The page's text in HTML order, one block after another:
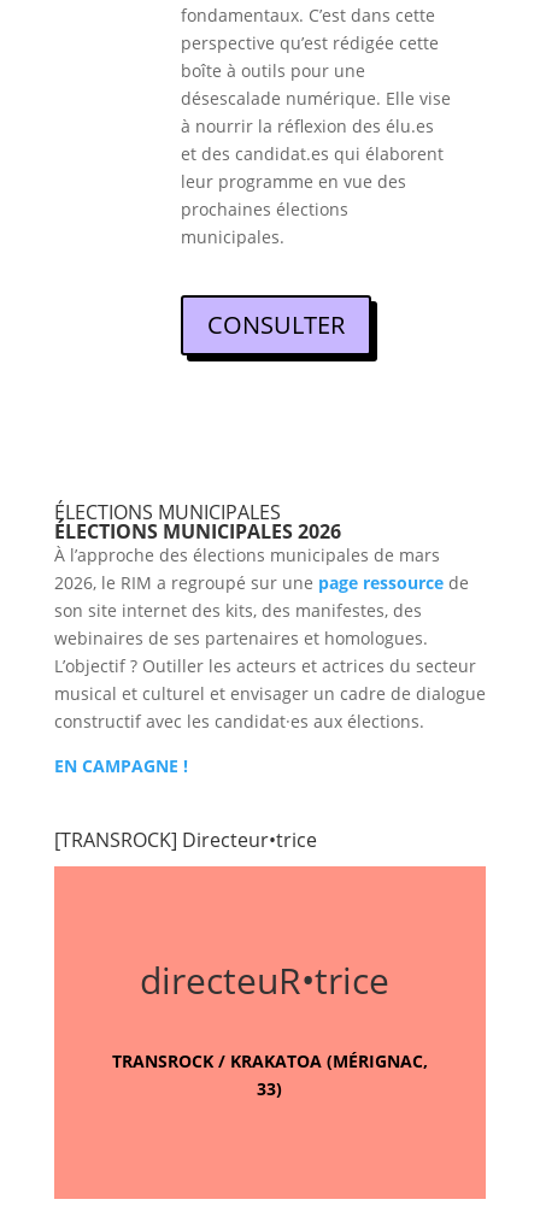
fondamentaux. C’est dans cette
perspective qu’est rédigée cette
boîte à outils pour une
désescalade numérique. Elle vise
à nourrir la réflexion des élu.es
et des candidat.es qui élaborent
leur programme en vue des
prochaines élections
municipales.
CONSULTER
ÉLECTIONS MUNICIPALES
ÉLECTIONS MUNICIPALES 2026
À l’approche des élections municipales de mars
2026, le RIM a regroupé sur une page ressourcede
son site internet des kits, des manifestes, des
webinaires de ses partenaires et homologues.
L’objectif ? Outiller les acteurs et actrices du secteur
musical et culturel et envisager un cadre de dialogue
constructif avec les candidat·es aux élections.
EN CAMPAGNE !
[TRANSROCK] Directeur•trice
directeuR•trice
TRANSROCK / KRAKATOA (MÉRIGNAC,
33)